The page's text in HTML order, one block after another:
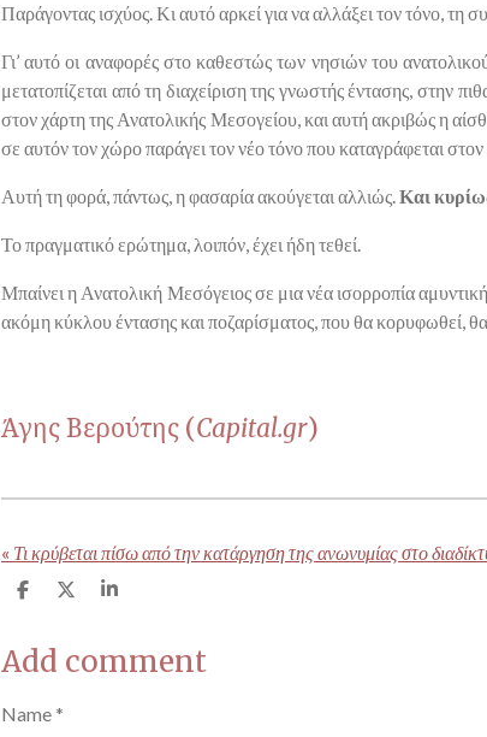
Παράγοντας ισχύος. Κι αυτό αρκεί για να αλλάξει τον τόνο, τη
Γι’ αυτό οι αναφορές στο καθεστώς των νησιών του
μετατοπίζεται από τη διαχείριση της γνωστής έντασης, στην
στον χάρτη της Ανατολικής Μεσογείου, και αυτή ακριβώς η
σε αυτόν τον χώρο παράγει τον νέο τόνο που καταγράφεται
Αυτή τη φορά, πάντως, η φασαρία ακούγεται αλλιώς.Και
Το πραγματικό ερώτημα, λοιπόν, έχει ήδη τεθεί.
Μπαίνει η Ανατολική Μεσόγειος σε μια νέα ισορροπία
ακόμη κύκλου έντασης και ποζαρίσματος, που θα κορυφωθεί,
Άγης Βερούτης (Capital.gr)
« Τι κρύβεται πίσω από την κατάργηση της ανωνυμίας στο
S
r
e
S
r
e
S
r
e
Add comment
Name *